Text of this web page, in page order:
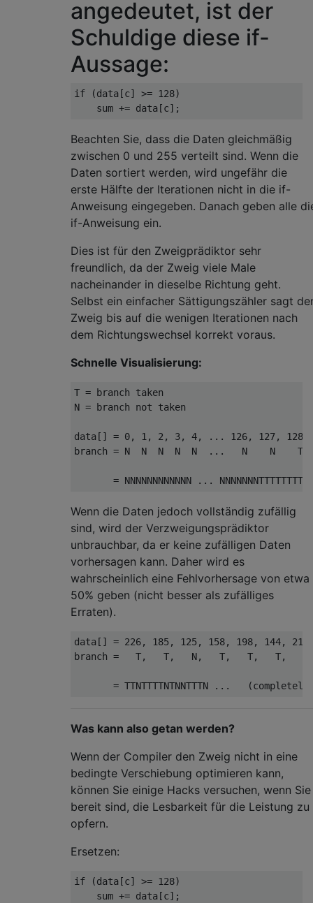
angedeutet, ist der
Schuldige diese if-
Aussage:
if (data [c] >= 128)
    sum
+= data [c];
Beachten Sie, dass die Daten gleichmäßig
zwischen 0 und 255 verteilt sind. Wenn die
Daten sortiert werden, wird ungefähr die
erste Hälfte der Iterationen nicht in die if-
Anweisung eingegeben. Danach geben alle
if-Anweisung ein.
Dies ist für den Zweigprädiktor sehr
freundlich, da der Zweig viele Male
nacheinander in dieselbe Richtung geht.
Selbst ein einfacher Sättigungszähler sagt
Zweig bis auf die wenigen Iterationen nach
dem Richtungswechsel korrekt voraus.
Schnelle Visualisierung:
T = branch taken
N = branch not taken
data [] = 0, 1 , 2 , 3, 4, ... 126, 127, 128
branch = N  N  N  N  N ...
N    N    T
= NNNNNNNNNNNN ...
Wenn die Daten jedoch vollständig zufällig
sind, wird der Verzweigungsprädiktor
unbrauchbar, da er keine zufälligen Daten
vorhersagen kann. Daher wird es
wahrscheinlich eine Fehlvorhersage von etwa
50% geben (nicht besser als zufälliges
Erraten).
data [] = 226, 185, 125, 158, 198, 144, 217
branch =
   T
,
   T
,
   N
,
   T
,
   T
,
   T
,
= TTNTTTTNTNNTTTN ... (completely
Was kann also getan werden?
Wenn der Compiler den Zweig nicht in eine
bedingte Verschiebung optimieren kann,
können Sie einige Hacks versuchen, wenn Sie
bereit sind, die Lesbarkeit für die Leistung zu
opfern.
Ersetzen:
if (data [c] >= 128)
    sum
+= data [c];